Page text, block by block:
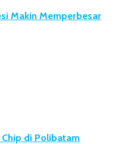
Makin Memperbesar
Chip di Polibatam